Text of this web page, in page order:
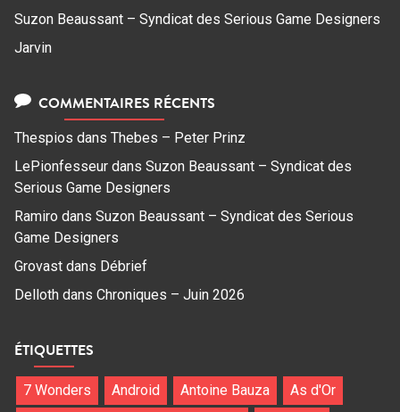
Suzon Beaussant – Syndicat des Serious Game Designers
Jarvin
COMMENTAIRES RÉCENTS
Thespios dans Thebes – Peter Prinz
LePionfesseur dans Suzon Beaussant – Syndicat des
Serious Game Designers
Ramiro dans Suzon Beaussant – Syndicat des Serious
Game Designers
Grovast dans Débrief
Delloth dans Chroniques – Juin 2026
ÉTIQUETTES
7 Wonders Android Antoine Bauza
As d'Or